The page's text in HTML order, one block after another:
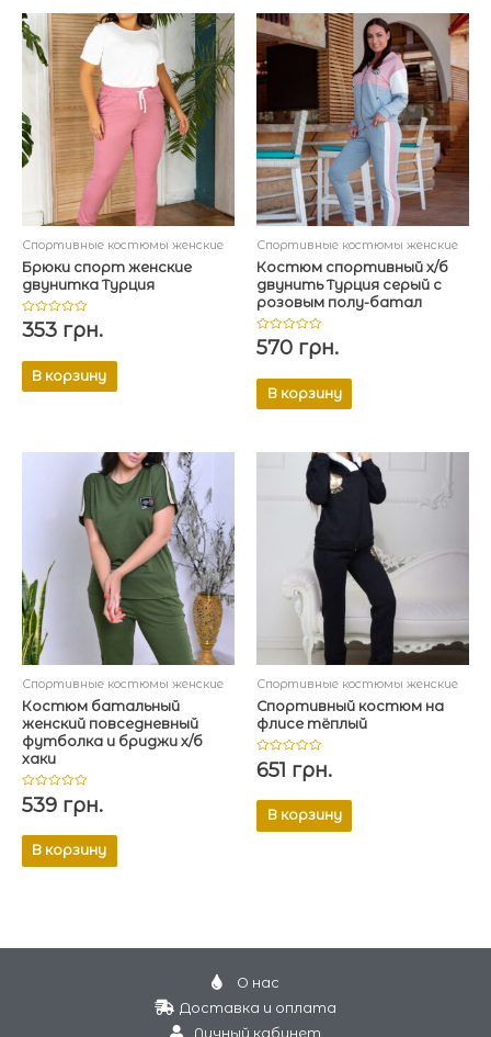
Спортивные костюмы женские
Брюки спорт женские
двунитка Турция
Оценка
0
353 грн.
В корзину
Спортивные костюмы женские
Костюм спортивный х/б
двунить Турция серый с
розовым полу-батал
Оценка
0
570 грн.
В корзину
Спортивные костюмы женские
Костюм батальный
женский повседневный
футболка и бриджи х/б
хаки
Оценка
0
539 грн.
В корзину
Спортивные костюмы женские
Спортивный костюм на
флисе тёплый
Оценка
0
651 грн.
В корзину
О нас
Доставка и оплата
Личный кабинет